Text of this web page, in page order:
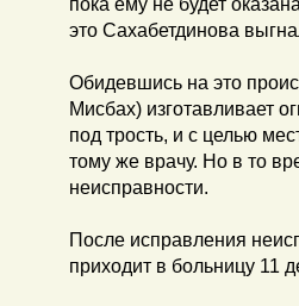
пока ему не будет
это Сахабетдинова
Обидевшись на это
Мисбах) изготавливает
под трость, и с целью
тому же врачу. Но в то
неисправности.
После исправления
приходит в больницу 11